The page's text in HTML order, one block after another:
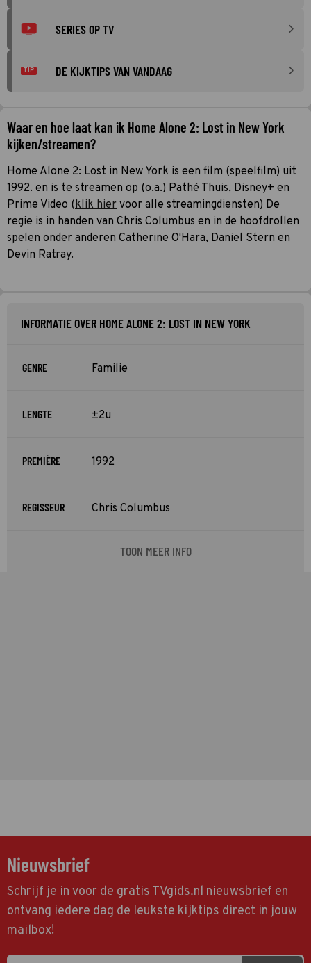
SERIES OP TV
TIP DE KIJKTIPS VAN VANDAAG
Waar en hoe laat kan ik Home Alone 2: Lost in New York
kijken/streamen?
Home Alone 2: Lost in New York is een film (speelfilm) uit
1992. en is te streamen op (o.a.) Pathé Thuis, Disney+ en
Prime Video (klik hier voor alle streamingdiensten) De
regie is in handen van Chris Columbus en in de hoofdrollen
spelen onder anderen Catherine O'Hara, Daniel Stern en
Devin Ratray.
INFORMATIE OVER HOME ALONE 2: LOST IN NEW YORK
GENRE Familie
LENGTE ±2u
PREMIÈRE 1992
REGISSEUR Chris Columbus
TOON MEER INFO
Nieuwsbrief
Schrijf je in voor de gratis TVgids.nl nieuwsbrief en
ontvang iedere dag de leukste kijktips direct in jouw
mailbox!